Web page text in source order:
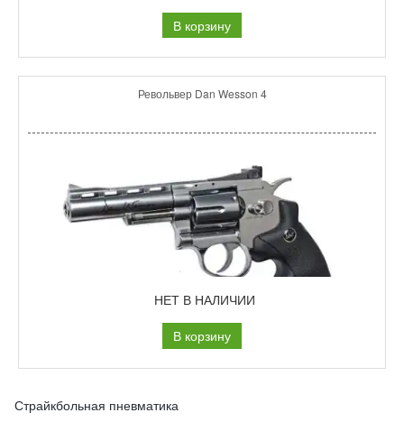
В корзину
Револьвер Dan Wesson 4
НЕТ В НАЛИЧИИ
В корзину
Страйкбольная пневматика